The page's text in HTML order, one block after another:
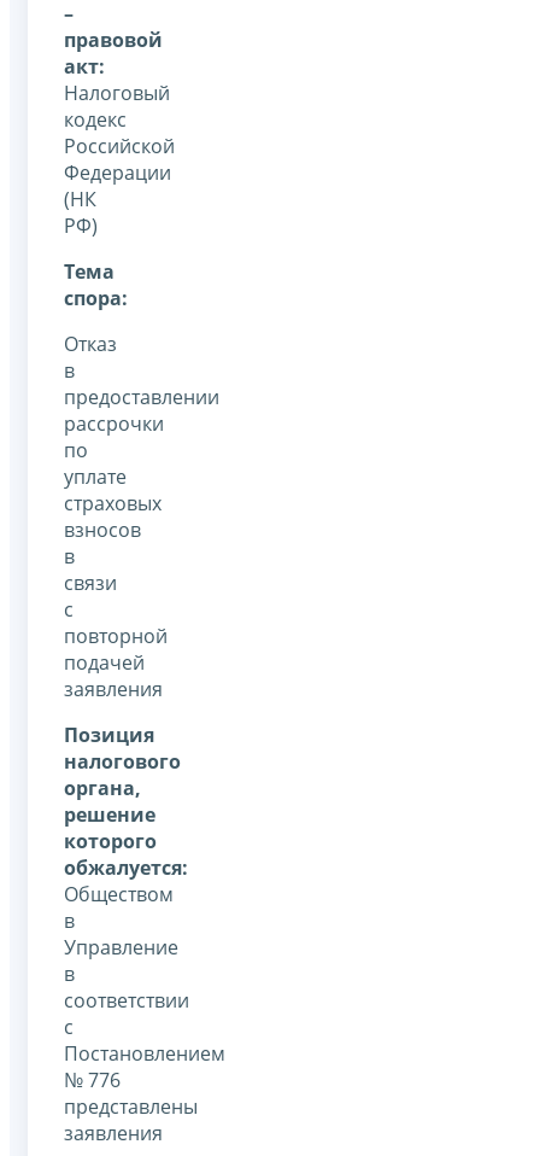
–
правовой
акт:
Налоговый
кодекс
Российской
Федерации
(НК
РФ)
Тема
спора:
Отказ
в
предоставлении
рассрочки
по
уплате
страховых
взносов
в
связи
с
повторной
подачей
заявления
Позиция
налогового
органа,
решение
которого
обжалуется:
Обществом
в
Управление
в
соответствии
с
Постановлением
№ 776
представлены
заявления